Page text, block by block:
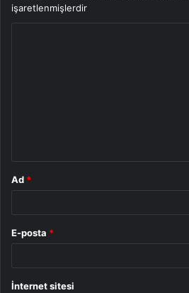
işaretlenmişlerdir
Ad *
E-posta *
İnternet sitesi